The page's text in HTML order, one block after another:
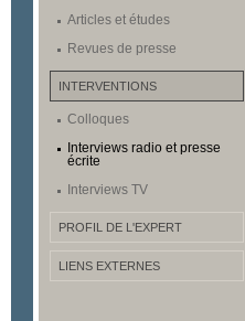
Articles et études
Revues de presse
INTERVENTIONS
Colloques
Interviews radio et presse
écrite
Interviews TV
PROFIL DE L'EXPERT
LIENS EXTERNES